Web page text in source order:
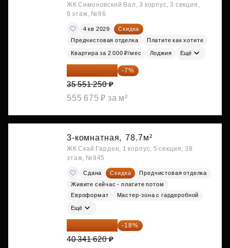
ЖК Симоновский Вал, 3 корпус, 3 секция,
9 этаж, №86
4 кв 2029
Скидка
Предчистовая отделка
Платите как хотите
Квартира за 2 000 ₽/мес Лоджия Ещё
33 062 663 ₽ -7%
35 551 250 ₽
555 675 ₽ за м²
3-комнатная, 78.7м²
ЖК Скай Гарден, 1 корпус, 5 секция, 38
этаж, №945
Сдана Скидка
Предчистовая отделка
Живите сейчас - платите потом
Евроформат
Мастер-зона с гардеробной
Ещё
33 080 128 ₽ -18%
40 341 620 ₽